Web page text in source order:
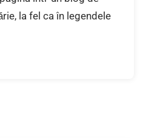
la fel ca în legendele